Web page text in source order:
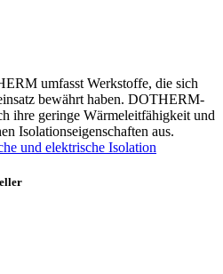
umfasst Werkstoffe, die sich
bewährt haben. DOTHERM-
ihre geringe Wärmeleitfähigkeit und
Isolationseigenschaften aus.
und elektrische Isolation